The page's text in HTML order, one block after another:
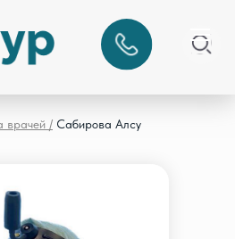
врачей / Сабирова Алсу